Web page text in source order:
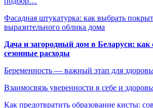
Фасадная штукатурка: как выбрать
выразительного облика дома
Дача и загородный дом в Беларуси: как
сезонные расходы
Беременность — важный этап для
Взаимосвязь уверенности в себе и
Как предотвратить образование кисты: